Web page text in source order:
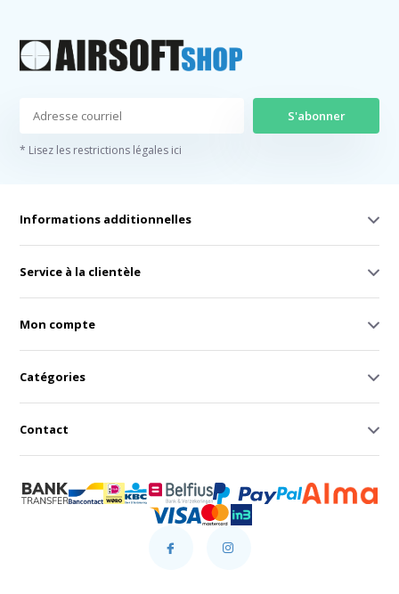
S'abonner
* Lisez les restrictions légales ici
Informations additionnelles
Service à la clientèle
Mon compte
Catégories
Contact